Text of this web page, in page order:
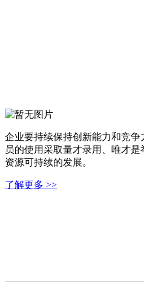
企业要持续保持创新能力和竞
员的使用采取量才录用、唯才
资源可持续的发展。
了解更多 >>